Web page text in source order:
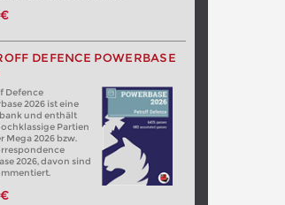
DEFENCE POWERBASE
Defence
2026 ist eine
und enthält
Partien
Mega 2026 bzw.
2026, davon sind